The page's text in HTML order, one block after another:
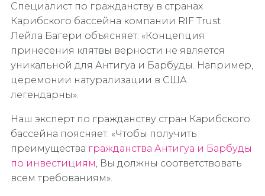
Специалист по гражданству в странах
Карибского бассейна компании RIF Trust
Лейла Багери объясняет: «Концепция
принесения клятвы верности не является
уникальной для Антигуа и Барбуды. Например,
церемонии натурализации в США
легендарны».
Наш эксперт по гражданству стран Карибского
бассейна поясняет: «Чтобы получить
преимущества гражданства Антигуа и Барбуды
по инвестициям, Вы должны соответствовать
всем требованиям».